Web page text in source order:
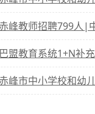
峰教师招聘799人|
盟教育系统1+N补
市中小学校和幼儿园招